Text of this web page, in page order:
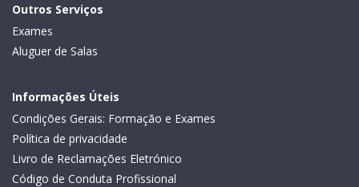
Outros Serviços
Exames
Aluguer de Salas
Informações Úteis
Condições Gerais: Formação e Exames
Política de privacidade
Livro de Reclamações Eletrónico
Código de Conduta Profissional